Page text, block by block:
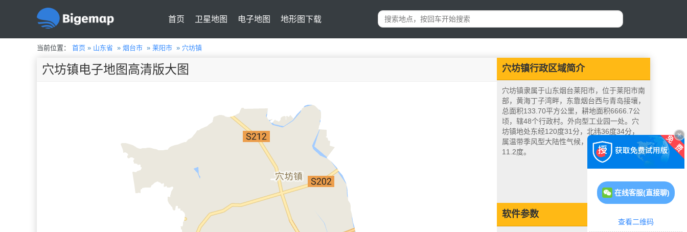
首页 卫星地图 电子地图 地形图下载
当前位置： 首页 » 山东省 » 烟台市 » 莱阳市 » 穴坊镇
穴坊镇行政区域简介
穴坊镇隶属于山东烟台莱阳市，位于莱阳市南
部，黄海丁子湾畔，东靠烟台西与青岛接壤，
总面积133.70平方公里，耕地面积6666.7公
顷，辖48个行政村。外向型工业园一处。穴
坊镇地处东经120度31分，北纬36度34分，
属温带季风型大陆性气候，年平均气温摄氏
11.2度。
软件参数
穴坊镇电子地图高清版大图
在线客服(直接聊)
查看二维码